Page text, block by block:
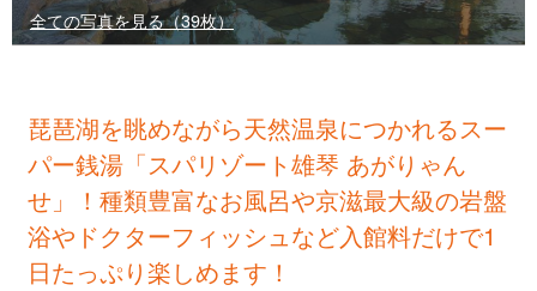
全ての写真を見る（39枚）
琵琶湖を眺めながら天然温泉につかれるスー
パー銭湯「スパリゾート雄琴 あがりゃん
せ」！種類豊富なお風呂や京滋最大級の岩盤
浴やドクターフィッシュなど入館料だけで1
日たっぷり楽しめます！